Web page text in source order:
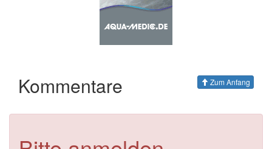
Kommentare Zum Anfang